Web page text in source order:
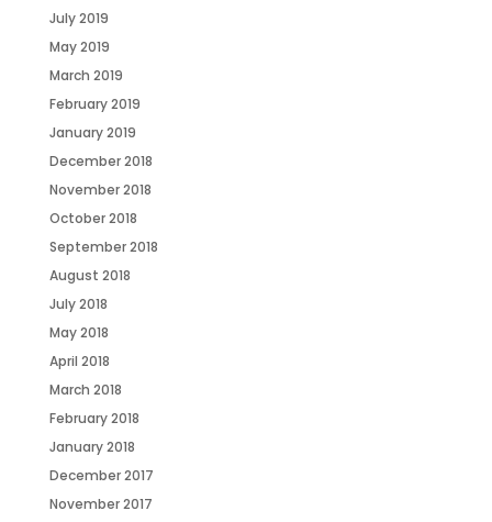
July 2019
May 2019
March 2019
February 2019
January 2019
December 2018
November 2018
October 2018
September 2018
August 2018
July 2018
May 2018
April 2018
March 2018
February 2018
January 2018
December 2017
November 2017